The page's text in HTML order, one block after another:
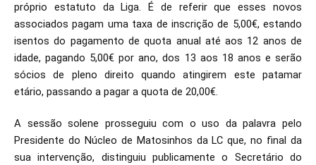
próprio estatuto da Liga. É de referir que esses novos
associados pagam uma taxa de inscrição de 5,00€, estando
isentos do pagamento de quota anual até aos 12 anos de
idade, pagando 5,00€ por ano, dos 13 aos 18 anos e serão
sócios de pleno direito quando atingirem este patamar
etário, passando a pagar a quota de 20,00€.
A sessão solene prosseguiu com o uso da palavra pelo
Presidente do Núcleo de Matosinhos da LC que, no final da
sua intervenção, distinguiu publicamente o Secretário do